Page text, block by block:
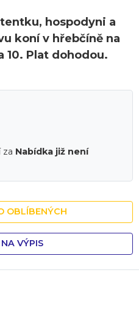
hospodyni a
koní v hřebčíně na
10. Plat dohodou.
Nabídka již není
OBLÍBENÝCH
VÝPIS